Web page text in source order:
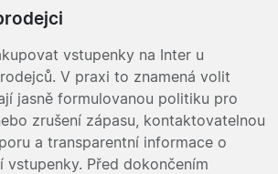
vstupenky na Inter u
V praxi to znamená volit
jasně formulovanou politiku pro
zrušení zápasu, kontaktovatelnou
a transparentní informace o
vstupenky. Před dokončením